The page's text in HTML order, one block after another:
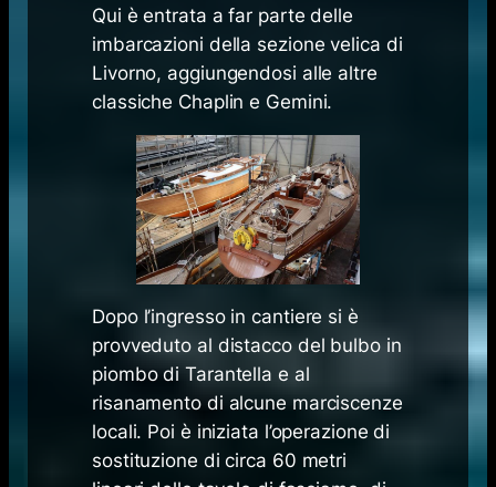
Qui è entrata a far parte delle
imbarcazioni della sezione velica di
Livorno, aggiungendosi alle altre
classiche Chaplin e Gemini.
Dopo l’ingresso in cantiere si è
provveduto al distacco del bulbo in
piombo diTarantella e al
risanamento di alcune marciscenze
locali. Poi è iniziata l’operazione di
sostituzione di circa 60 metri